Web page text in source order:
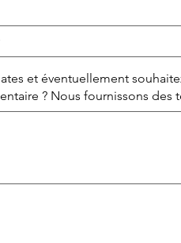
hommage intemporel à un
de mica scintillantes) 3. Bleu
et nacrés) 4. Nuit d'Orion
et éventuellement
? Nous fournissons des